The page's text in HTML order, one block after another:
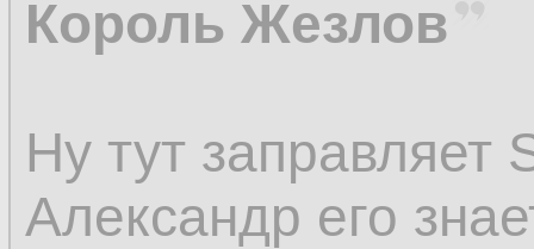
Король Жезлов
Ну тут заправляет
Александр его